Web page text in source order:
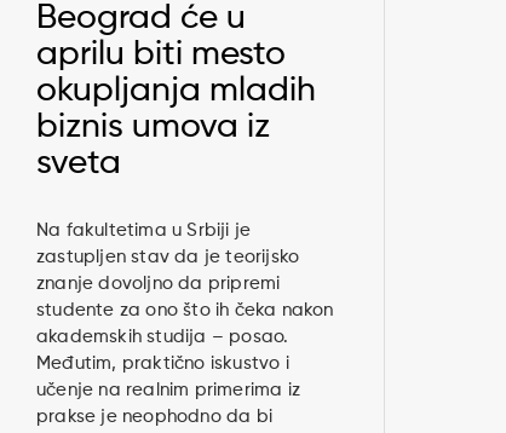
Beograd će u
aprilu biti mesto
okupljanja mladih
biznis umova iz
sveta
Na fakultetima u Srbiji je
zastupljen stav da je teorijsko
znanje dovoljno da pripremi
studente za ono što ih čeka nakon
akademskih studija – posao.
Međutim, praktično iskustvo i
učenje na realnim primerima iz
prakse je neophodno da bi